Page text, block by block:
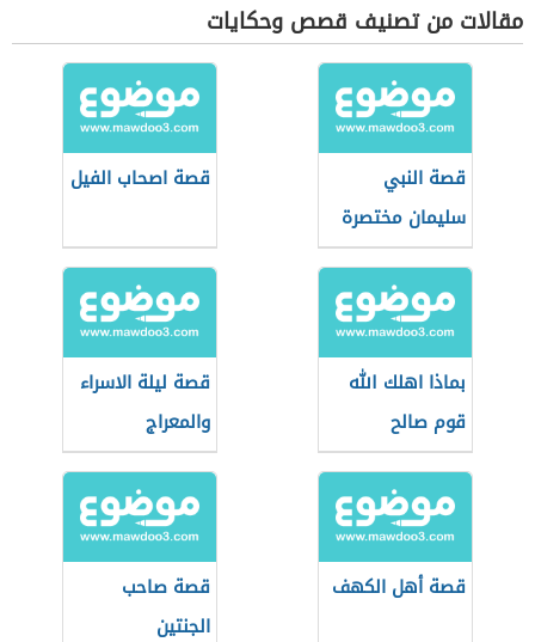
مقالات من تصنيف قصص وحكايات
قصة النبي
سليمان مختصرة
قصة اصحاب الفيل
بماذا اهلك الله
قوم صالح
قصة ليلة الاسراء
والمعراج
قصة أهل الكهف
قصة صاحب
الجنتين